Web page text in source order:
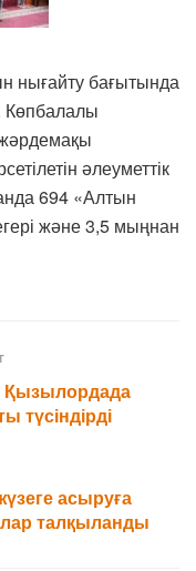
нығайту бағытында
Көпбалалы
әлеуметтік
694 «Алтын
және 3,5 мыңнан
Қызылордада
түсіндірді
асыруға
талқыланды